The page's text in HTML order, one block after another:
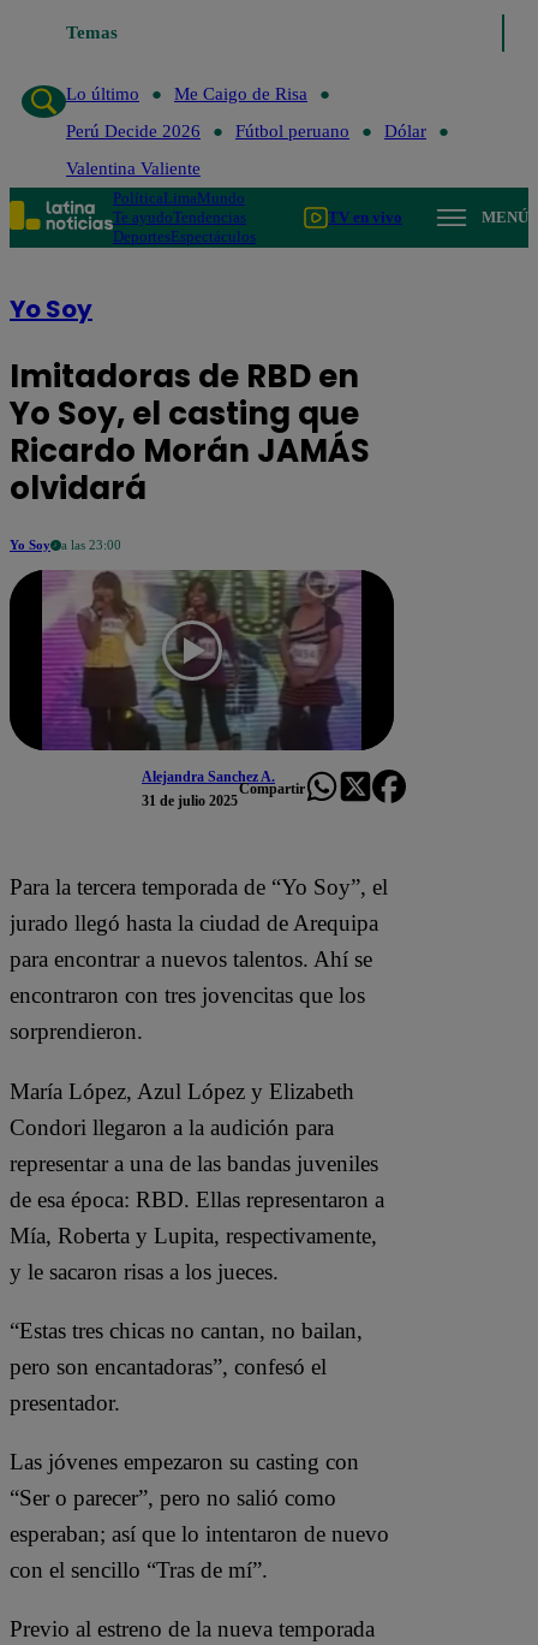
Temas
Lo último
Me Caigo de Risa
Perú Decide 2026
Fútbol peruano
Dólar
Valentina Valiente
PolíticaLimaMundo
Te ayudoTendencias
DeportesEspectáculos
TV en vivo MENÚ
Yo Soy
Imitadoras de RBD en
Yo Soy, el casting que
Ricardo Morán JAMÁS
olvidará
Yo Soy a las 23:00
Alejandra Sanchez A.
31 de julio 2025
Compartir
Para la tercera temporada de “Yo Soy”, el
jurado llegó hasta la ciudad de Arequipa
para encontrar a nuevos talentos. Ahí se
encontraron con tres jovencitas que los
sorprendieron.
María López, Azul López y Elizabeth
Condori llegaron a la audición para
representar a una de las bandas juveniles
de esa época: RBD. Ellas representaron a
Mía, Roberta y Lupita, respectivamente,
y le sacaron risas a los jueces.
“Estas tres chicas no cantan, no bailan,
pero son encantadoras”, confesó el
presentador.
Las jóvenes empezaron su casting con
“Ser o parecer”, pero no salió como
esperaban; así que lo intentaron de nuevo
con el sencillo “Tras de mí”.
Previo al estreno de la nueva temporada